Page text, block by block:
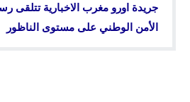
جريدة اورو مغرب الاخبارية تتلقى
الأمن الوطني على مستوى الناظور